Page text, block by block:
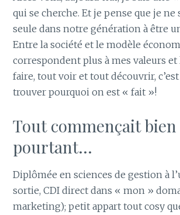
qui se cherche. Et je pense que je ne
seule dans notre génération à être
Entre la société et le modèle
correspondent plus à mes valeurs et
faire, tout voir et tout découvrir,
trouver pourquoi on est « fait »!
Tout commençait bien
pourtant…
Diplômée en sciences de gestion à
sortie, CDI direct dans « mon »
marketing); petit appart tout cosy